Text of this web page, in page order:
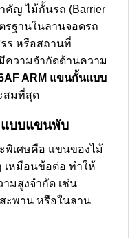
คัญ ไม้กั้นรถ (Barrier
รฐานในลานจอดรถ
ร หรือสถานที่
ความจำกัดด้านความ
ARM แขนกั้นแบบ
สมที่สุด
บบแขนพับ
เศษคือ แขนของไม้
เหมือนข้อต่อ ทำให้
มสูงจำกัด เช่น
ะพาน หรือในลาน